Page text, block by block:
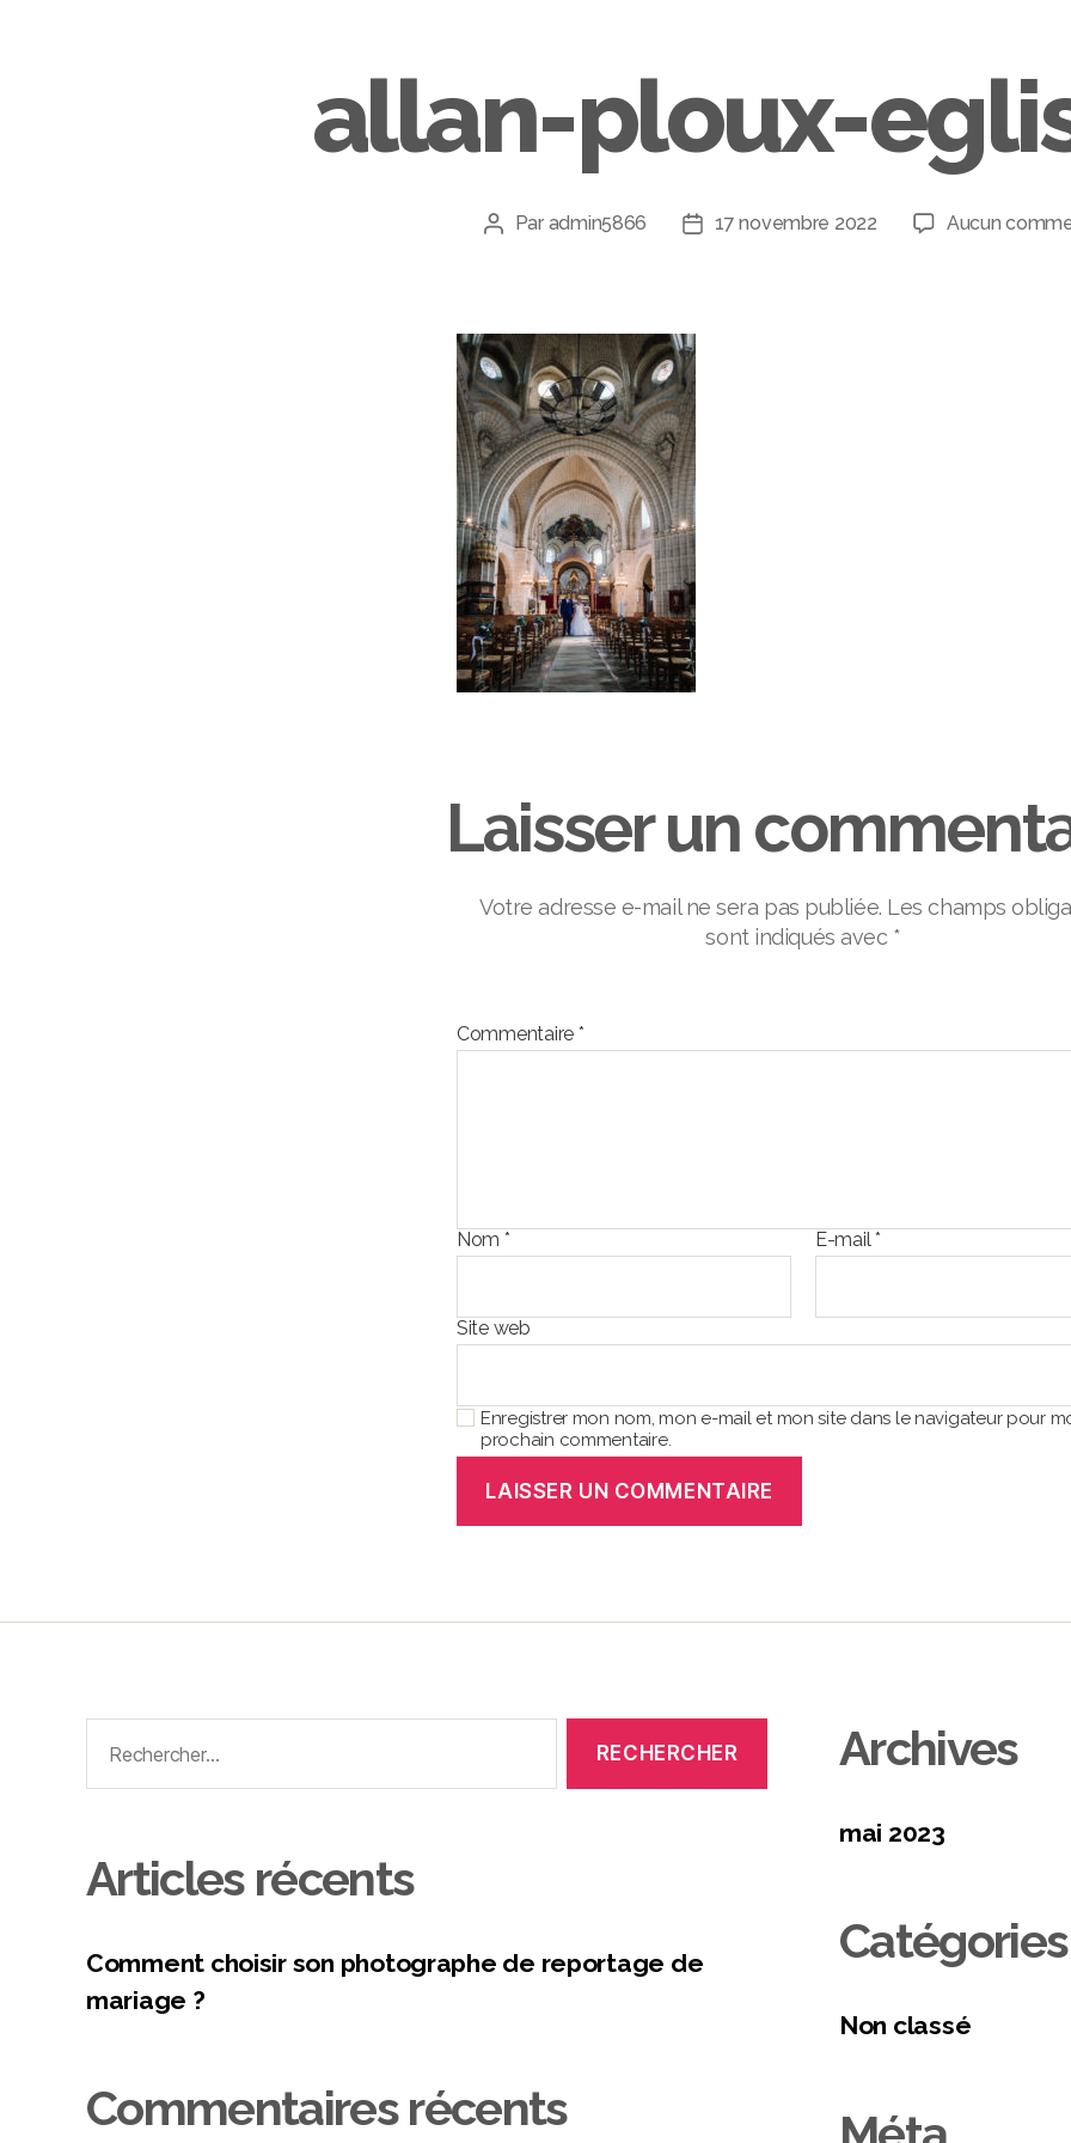
allan-ploux-
Par admin5866 17 novembre 2022 Aucun
Laisser un
Votre adresse e-mail ne sera pas publiée. Les champs
sont indiqués avec *
Commentaire *
Nom * E-mail*
Site web
Enregistrer mon nom, mon e-mail et mon site dans le navigateur pour
prochain commentaire.
Articles récents
Comment choisir son photographe de reportage de
mariage ?
Commentaires récents
Archives
mai 2023
Catégories
Non classé